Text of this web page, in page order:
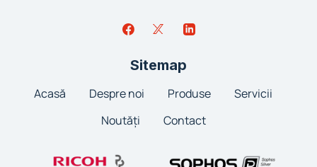
Sitemap
Acasă Despre noi Produse
Servicii
Noutăți
Contact